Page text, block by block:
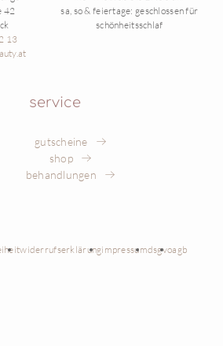
42
13
sa, so & feiertage: geschlossen für
schönheitsschlaf
service
gutscheine
shop
behandlungen
widerrufserklärungimpressumdsgvoagb